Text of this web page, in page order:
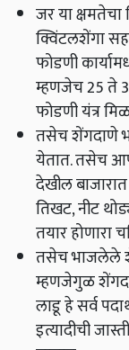
जर या
क्विंटलशेंगा
फोडणी
म्हणजेच 25 ते
फोडणी यंत्र
तसेच शेंगदाणे
येतात. तसेच
देखील
तिखट, नीट
तयार होणारा
तसेच भाजलेले
म्हणजेगुळ
लाडू हे सर्व
इत्यादीची